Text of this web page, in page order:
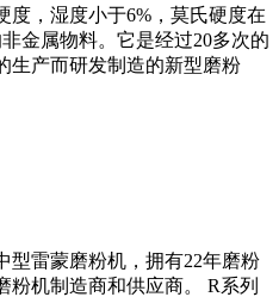
度，湿度小于6%，莫氏硬度在
金属物料。它是经过20多次的
生产而研发制造的新型磨粉
型雷蒙磨粉机，拥有22年磨粉
粉机制造商和供应商。 R系列